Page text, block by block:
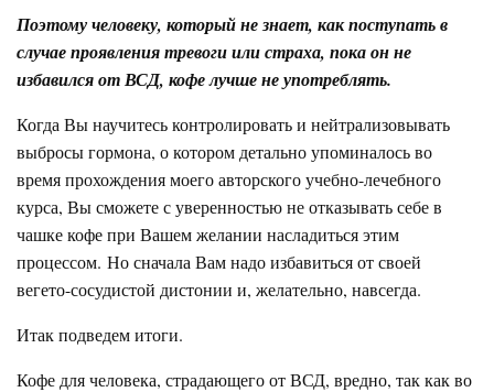
Поэтому человеку, который не знает, как поступать в
случае проявления тревоги или страха, пока он не
избавился от ВСД, кофе лучше не употреблять.
Когда Вы научитесь контролировать и нейтрализовывать
выбросы гормона, о котором детально упоминалось во
время прохождения моего авторского учебно-лечебного
курса, Вы сможете с уверенностью не отказывать себе в
чашке кофе при Вашем желании насладиться этим
процессом. Но сначала Вам надо избавиться от своей
вегето-сосудистой дистонии и, желательно, навсегда.
Итак подведем итоги.
Кофе для человека, страдающего от ВСД, вредно, так как во